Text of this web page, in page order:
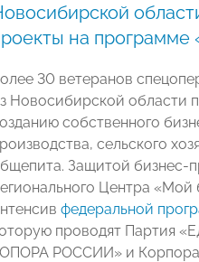
на программе
30 ветеранов
Новосибирской области
собственного
сельского
Защитой бизнес-
Центра «Мой
федеральной
проводят Партия
РОССИИ» и